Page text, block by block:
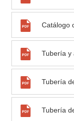
Tubería y
Tubería
Tubería